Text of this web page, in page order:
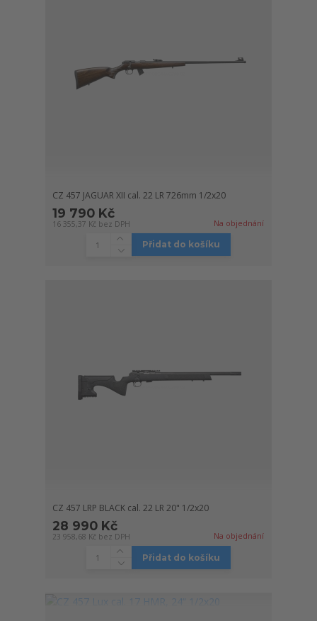
CZ 457 JAGUAR XII cal. 22 LR 726mm 1/2x20
19 790 Kč
16 355,37 Kč bez DPH Na objednání
Přidat do košíku
CZ 457 LRP BLACK cal. 22 LR 20" 1/2x20
28 990 Kč
23 958,68 Kč bez DPH Na objednání
Přidat do košíku